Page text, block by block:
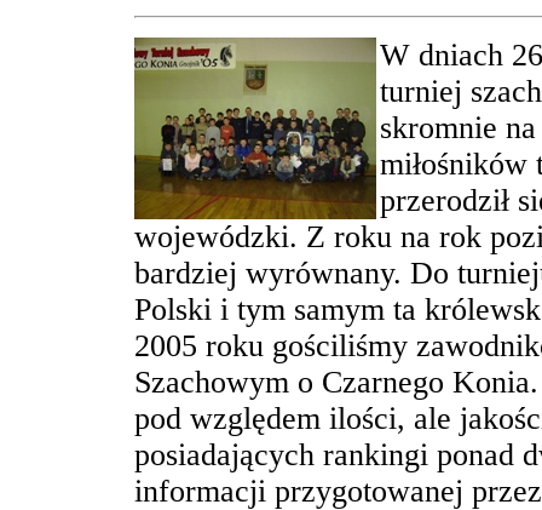
W dniach
turniej
skromnie
miłośników
przerodził
wojewódzki. Z roku na rok
bardziej wyrównany. Do
Polski i tym samym ta
2005 roku gościliśmy
Szachowym o Czarnego
pod względem ilości, ale
posiadających rankingi ponad
informacji przygotowanej